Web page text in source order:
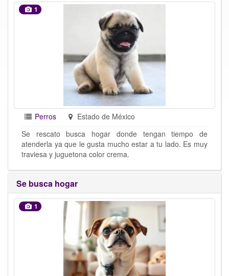
1
Perros
Estado de México
Se rescato busca hogar donde tengan tiempo de
atenderla ya que le gusta mucho estar a tu lado. Es muy
traviesa y juguetona color crema.
Se busca hogar
1